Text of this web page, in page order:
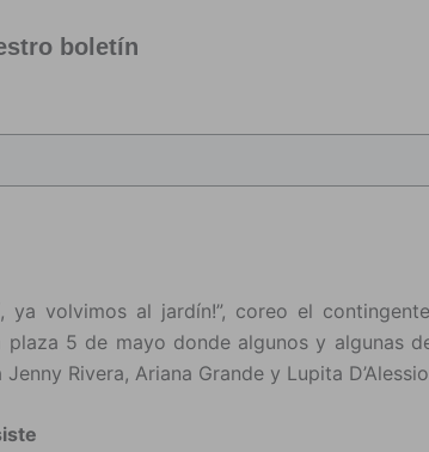
boletín
ya volvimos al jardín!”, coreo el
plaza 5 de mayo donde algunos y algunas
Rivera, Ariana Grande y Lupita